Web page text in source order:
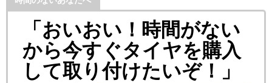
「おいおい！時間がない
から今すぐタイヤを購入
して取り付けたいぞ！」